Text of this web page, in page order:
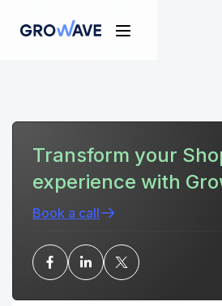
Transform your
experience with
Book a call